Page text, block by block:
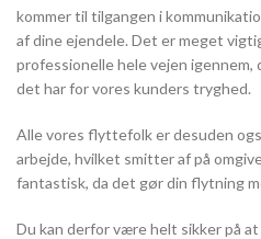
kommer til tilgangen i
af dine ejendele. Det er meget
professionelle hele vejen igennem,
det har for vores kunders tryghed.
Alle vores flyttefolk er desuden
arbejde, hvilket smitter af på
fantastisk, da det gør din flytning
Du kan derfor være helt sikker på